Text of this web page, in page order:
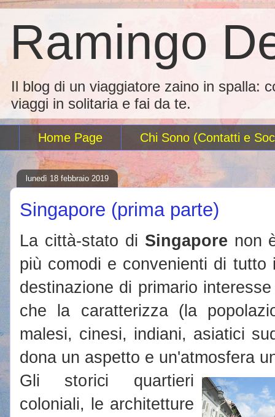
Ramingo
Il blog di un viaggiatore zaino in spalla:
viaggi in solitaria e fai da te.
Home Page Chi Sono (Contatti e
lunedì 18 febbraio 2019
Singapore (prima parte)
La città-stato di Singapore non
più comodi e convenienti di
destinazione di primario
che la caratterizza (la
malesi, cinesi, indiani, asiatici
dona un aspetto e un'atmosfera
Gli storici quartieri
coloniali, le architetture